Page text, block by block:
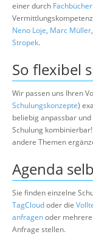
einer durch Fachbücher
Neno Loje, Marc Müller,
Stropek.
So flexibel
Wir passen uns Ihren
Schulungskonzepte)
beliebig anpassbar
Schulung
andere Themen
Agenda
Sie finden einzelne
TagCloudoder die
anfragenoder
Anfrage stellen.